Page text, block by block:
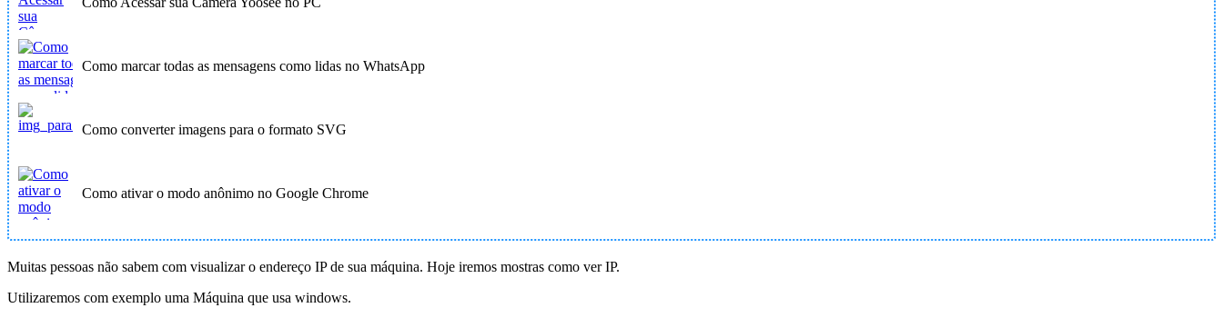
Como marcar todas as mensagens como lidas no WhatsApp
Como converter imagens para o formato SVG
Como ativar o modo anônimo no Google Chrome
Muitas pessoas não sabem com visualizar o endereço IP de sua máquina. Hoje iremos mostras como ver IP.
Utilizaremos com exemplo uma Máquina que usa windows.